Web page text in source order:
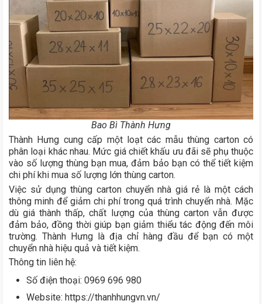
Bao Bì Thành Hưng
Thành Hưng cung cấp một loạt các mẫu thùng carton có
phân loại khác nhau. Mức giá chiết khấu ưu đãi sẽ phụ thuộc
vào số lượng thùng bạn mua, đảm bảo bạn có thể tiết kiệm
chi phí khi mua số lượng lớn thùng carton.
Việc sử dụng thùng carton chuyển nhà giá rẻ là một cách
thông minh để giảm chi phí trong quá trình chuyển nhà. Mặc
dù giá thành thấp, chất lượng của thùng carton vẫn được
đảm bảo, đồng thời giúp bạn giảm thiểu tác động đến môi
trường. Thành Hưng là địa chỉ hàng đầu để bạn có một
chuyển nhà hiệu quả và tiết kiệm.
Thông tin liên hệ:
Số điện thoại: 0969 696 980
Website: https://thanhhungvn.vn/